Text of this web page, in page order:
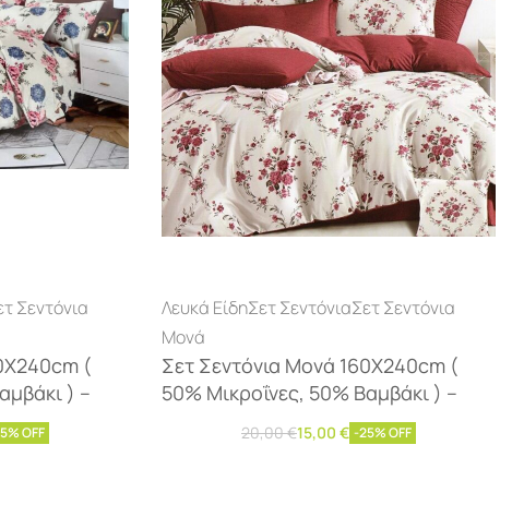
Σεντόνια
(
) –
OFF
Λευκά ΕίδηΣετ ΣεντόνιαΣετ Σεντόνια
Μονά
Σετ Σεντόνια Μονά 160Χ240cm (
50% Μικροΐνες, 50% Βαμβάκι ) –
20,00€15,00 € -25% OFF